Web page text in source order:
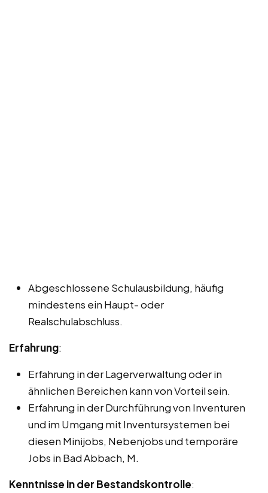
Abgeschlossene Schulausbildung, häufig
mindestens ein Haupt- oder
Realschulabschluss.
Erfahrung:
Erfahrung in der Lagerverwaltung oder in
ähnlichen Bereichen kann von Vorteil sein.
Erfahrung in der Durchführung von Inventuren
und im Umgang mit Inventursystemen bei
diesen Minijobs, Nebenjobs und temporäre
Jobs in Bad Abbach, M.
Kenntnisse in der Bestandskontrolle: